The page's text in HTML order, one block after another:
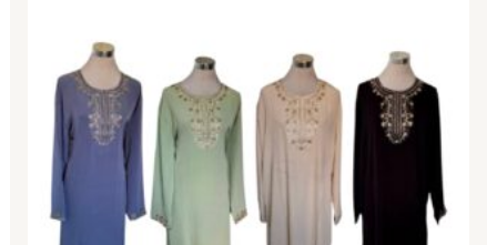
variations.
Les
options
être